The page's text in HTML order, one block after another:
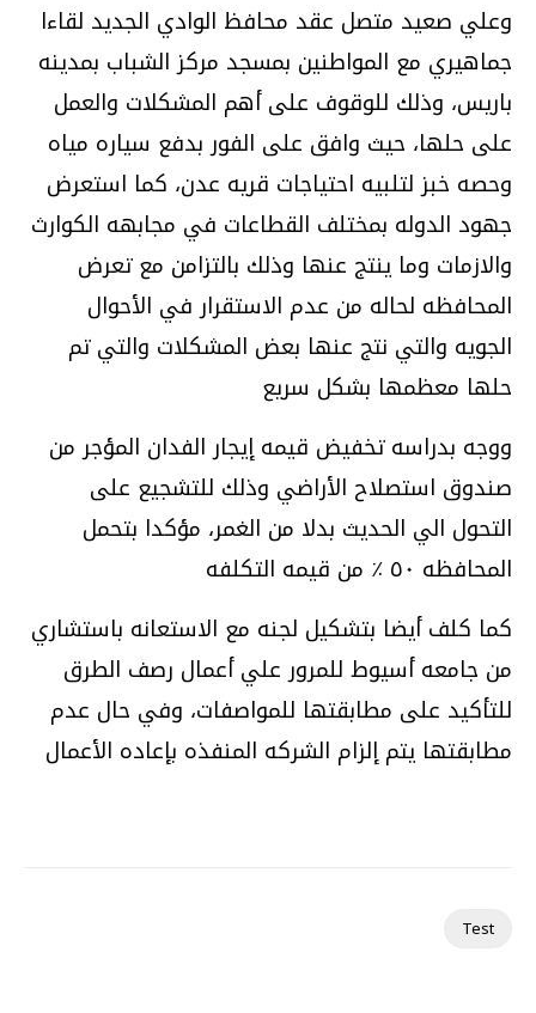
وعلي صعيد متصل عقد محافظ الوادي الجديد لقاءا
جماهيري مع المواطنين بمسجد مركز الشباب بمدينه
باريس، وذلك للوقوف على أهم المشكلات والعمل
على حلها، حيث وافق على الفور بدفع سياره مياه
وحصه خبز لتلبيه احتياجات قريه عدن، كما استعرض
جهود الدوله بمختلف القطاعات في مجابهه الكوارث
والازمات وما ينتج عنها وذلك بالتزامن مع تعرض
المحافظه لحاله من عدم الاستقرار في الأحوال
الجويه والتي نتج عنها بعض المشكلات والتي تم
حلها معظمها بشكل سريع
ووجه بدراسه تخفيض قيمه إيجار الفدان المؤجر من
صندوق استصلاح الأراضي وذلك للتشجيع على
التحول الي الحديث بدلا من الغمر، مؤكدا بتحمل
المحافظه ٥٠ ٪ من قيمه التكلفه
كما كلف أيضا بتشكيل لجنه مع الاستعانه باستشاري
من جامعه أسيوط للمرور علي أعمال رصف الطرق
للتأكيد على مطابقتها للمواصفات، وفي حال عدم
مطابقتها يتم إلزام الشركه المنفذه بإعاده الأعمال
Test